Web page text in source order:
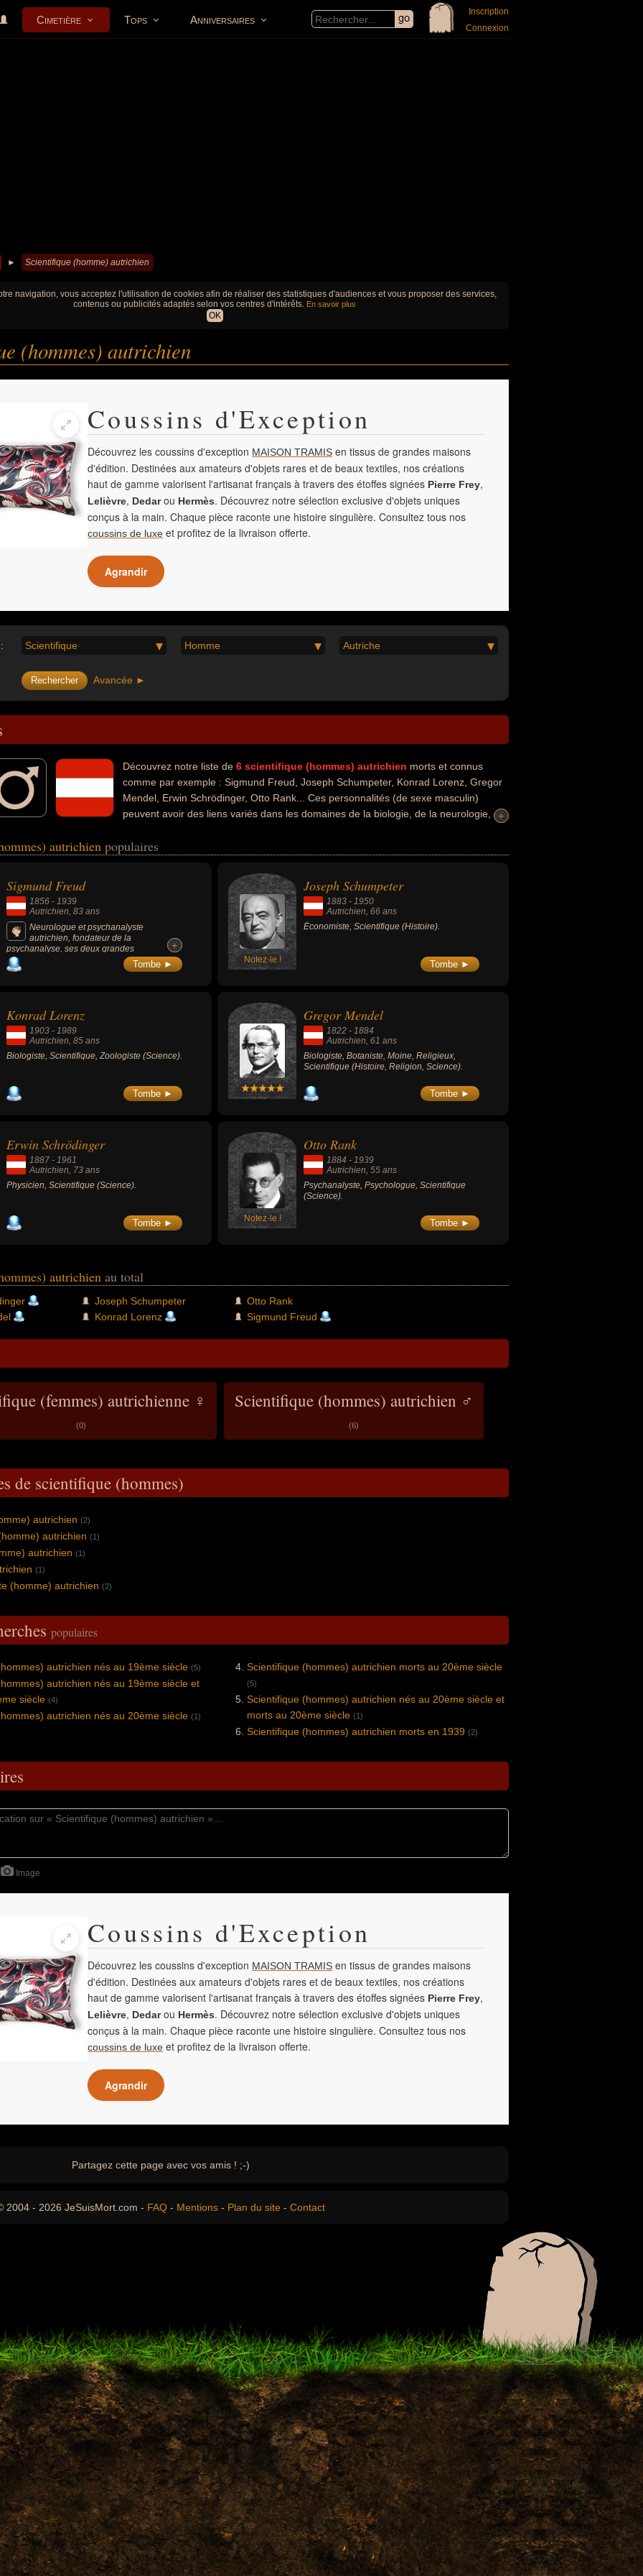
Cimetière Tops Anniversaires
Inscription
Connexion
► Scientifique (homme) autrichien
navigation, vous acceptez l'utilisation de cookies afin de réaliser des statistiques d'audiences et vous proposer des services,
contenus ou publicités adaptés selon vos centres d'intérêts. En savoir plus
OK
(hommes) autrichien
Coussins d'Exception
Découvrez les coussins d'exception MAISON TRAMIS en tissus de grandes maisons
d'édition. Destinées aux amateurs d'objets rares et de beaux textiles, nos créations
haut de gamme valorisent l'artisanat français à travers des étoffes signées Pierre Frey,
Lelièvre, Dedarou Hermès. Découvrez notre sélection exclusive d'objets uniques
conçus à la main. Chaque pièce raconte une histoire singulière. Consultez tous nos
coussins de luxe et profitez de la livraison offerte.
Agrandir
Scientifique Homme Autriche
Avancée ►
Découvrez notre liste de 6 scientifique (hommes) autrichien morts et connus
comme par exemple : Sigmund Freud, Joseph Schumpeter, Konrad Lorenz, Gregor
Mendel, Erwin Schrödinger, Otto Rank... Ces personnalités (de sexe masculin)
peuvent avoir des liens variés dans les domaines de la biologie, de la neurologie, de
zoologiste, botaniste, moine, religieux, physicien ou psychologue.
+
+
autrichien populaires
Sigmund Freud
1856 - 1939
Autrichien, 83 ans
Neurologue et psychanalyste
autrichien, fondateur de la
psychanalyse, ses deux grandes
découvertes sont la sexualité infantile et
l'inconscient. Elles le conduisent à élaborer
rêve et la névrose, puis il propose une
technique de thérapie, la cure
psychanalytique.
+
+
Tombe ► Notez-le !
Joseph Schumpeter
1883 -1950
Autrichien, 66 ans
Économiste, Scientifique (Histoire).
Tombe ►
Konrad Lorenz
1903 - 1989
Autrichien, 85 ans
Biologiste, Scientifique, Zoologiste (Science).
Tombe ►
Gregor Mendel
1822 -1884
Autrichien, 61 ans
Biologiste, Botaniste, Moine, Religieux,
Scientifique (Histoire, Religion, Science).
Tombe ►
Erwin Schrödinger
1887 - 1961
Autrichien, 73 ans
Physicien, Scientifique (Science).
Tombe ► Notez-le !
Otto Rank
1884 -1939
Autrichien, 55 ans
Psychanalyste, Psychologue, Scientifique
(Science).
Tombe ►
autrichien au total
Joseph Schumpeter
Konrad Lorenz
Otto Rank
Sigmund Freud
(femmes) autrichienne ♀
(0)
Scientifique (hommes) autrichien ♂
(6)
de scientifique (hommes)
autrichien (2)
autrichien (1)
autrichien (1)
(1)
(homme) autrichien (2)
populaires
autrichien nés au 19ème siècle (5)
autrichien nés au 19ème siècle et
siècle (4)
autrichien nés au 20ème siècle (1)
Scientifique (hommes) autrichien morts au 20ème siècle
(5)
Scientifique (hommes) autrichien nés au 20ème siècle et
morts au 20ème siècle (1)
Scientifique (hommes) autrichien morts en 1939 (2)
Image
Coussins d'Exception
Découvrez les coussins d'exception MAISON TRAMIS en tissus de grandes maisons
d'édition. Destinées aux amateurs d'objets rares et de beaux textiles, nos créations
haut de gamme valorisent l'artisanat français à travers des étoffes signées Pierre Frey,
Lelièvre, Dedarou Hermès. Découvrez notre sélection exclusive d'objets uniques
conçus à la main. Chaque pièce raconte une histoire singulière. Consultez tous nos
coussins de luxe et profitez de la livraison offerte.
Agrandir
Partagez cette page avec vos amis ! ;-)
2004 - 2026 JeSuisMort.com - FAQ - Mentions - Plan du site - Contact